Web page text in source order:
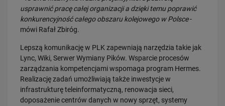
usprawnić pracę całej organizacji a dzięki temu poprawić
konkurencyjność całego obszaru kolejowego w Polsce-
mówi Rafał Zbiróg.
Lepszą komunikację w PLK zapewniają narzędzia takie jak
Lync, Wiki, Serwer Wymiany Pików. Wsparcie procesów
zarządzania kompetencjami wspomaga program Hermes.
Realizację zadań umożliwiają także inwestycje w
infrastrukturę teleinformatyczną, renowacja sieci,
doposażenie centrów danych w nowy sprzęt, systemy